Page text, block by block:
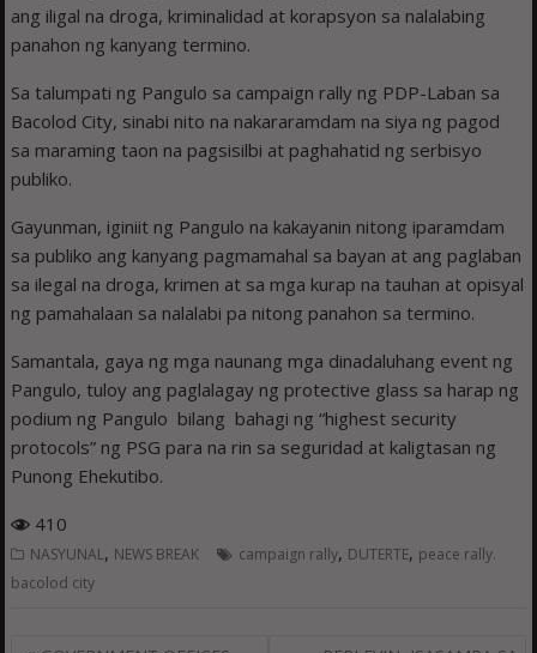
ang iligal na droga, kriminalidad at korapsyon sa nalalabing
panahon ng kanyang termino.
Sa talumpati ng Pangulo sa campaign rally ng PDP-Laban sa
Bacolod City, sinabi nito na nakararamdam na siya ng pagod
sa maraming taon na pagsisilbi at paghahatid ng serbisyo
publiko.
Gayunman, iginiit ng Pangulo na kakayanin nitong iparamdam
sa publiko ang kanyang pagmamahal sa bayan at ang paglaban
sa ilegal na droga, krimen at sa mga kurap na tauhan at opisyal
ng pamahalaan sa nalalabi pa nitong panahon sa termino.
Samantala, gaya ng mga naunang mga dinadaluhang event ng
Pangulo, tuloy ang paglalagay ng protective glass sa harap ng
podium ng Pangulo bilang bahagi ng “highest security
protocols” ng PSG para na rin sa seguridad at kaligtasan ng
Punong Ehekutibo.
410
NASYUNAL, NEWS BREAK campaign rally, DUTERTE, peace rally.
bacolod city